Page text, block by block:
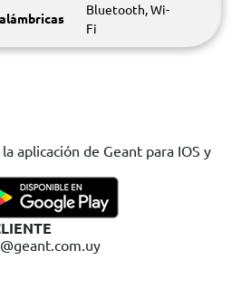
Bluetooth, Wi-
Fi
aplicación de Geant para IOS y